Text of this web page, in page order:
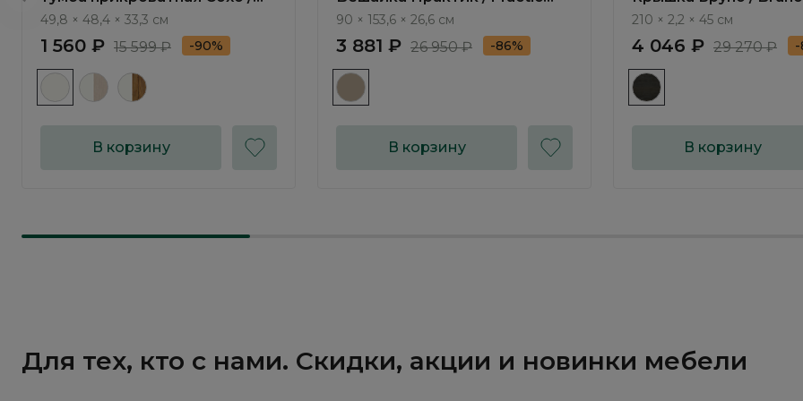
Soho МП.002
49,8 × 48,4 × 33,3 см
1 560 ₽ 15 599 ₽ -90%
В корзину
PC272.0
90 × 153,6 × 26,6 см
3 881 ₽ 26 950 ₽ -86%
В корзину
210 × 2,2 × 45 см
4 046 ₽ 29 270 ₽ -
В корзину
Для тех, кто с нами. Скидки, акции и новинки мебели